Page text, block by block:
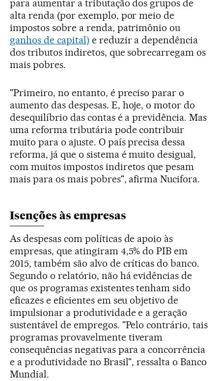
para aumentar a tributação dos grupos de
alta renda (por exemplo, por meio de
impostos sobre a renda, patrimônio ou
ganhos de capital) e reduzir a dependência
dos tributos indiretos, que sobrecarregam os
mais pobres.
"Primeiro, no entanto, é preciso parar o
aumento das despesas. E, hoje, o motor do
desequilíbrio das contas é a previdência. Mas
uma reforma tributária pode contribuir
muito para o ajuste. O país precisa dessa
reforma, já que o sistema é muito desigual,
com muitos impostos indiretos que pesam
mais para os mais pobres", afirma Nucifora.
Isenções às empresas
As despesas com políticas de apoio às
empresas, que atingiram 4,5% do PIB em
2015, também são alvo de críticas do banco.
Segundo o relatório, não há evidências de
que os programas existentes tenham sido
eficazes e eficientes em seu objetivo de
impulsionar a produtividade e a geração
sustentável de empregos. "Pelo contrário, tais
programas provavelmente tiveram
consequências negativas para a concorrência
e a produtividade no Brasil", ressalta o Banco
Mundial.